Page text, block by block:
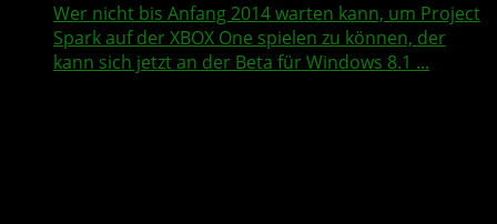
Wer nicht bis Anfang 2014 warten kann, um Project
Spark auf der XBOX One spielen zu können, der
kann sich jetzt an der Beta für Windows 8.1 ...